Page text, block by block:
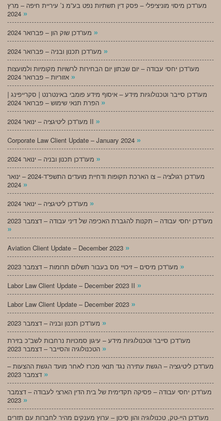
מעו”דכן מיסוי מוניציפלי – פסק דין תשתיות נפט בע”מ נ’ עיריית חיפה – מרץ
»
»
»
מעו”דכן יחסי עבודה – יום שבתון יום הבחירות לרשויות מקומיות ולמועצות
»
מעו”דכן סייבר וטכנולוגיות מידע – איסוף מידע פומבי באינטרנט | סקרייפינג |
»
מעו”דכן ליטיגציה – ינואר 2024 II »
Corporate Law Client Update – January 2024 »
»
מעו”דכן רגולציה – צו הארכת תקופות ודחיית מועדים התשפ”ד-2024 – ינואר
»
»
מעו”דכן יחסי עבודה – תקנות להגברת האכיפה של דיני עבודה – דצמבר 2023
»
Aviation Client Update – December 2023 »
»
Labor Law Client Update – December 2023 II »
Labor Law Client Update – December 2023 »
»
מעו”דכן סייבר וטכנולוגיות מידע – עיגון סמכויות נרחבות לשב”כ בזירת
»
מעו”דכן ליטיגציה – הגשת עתירה נגד תנאי מכרז לאחר מועד הגשת ההצעות –
»
מעו”דכן יחסי עבודה – פסיקה תקדימית של בית הדין הארצי לעבודה – דצמבר
»
מעו”דכן היי-טק, טכנולוגיה והון סיכון – ערוץ מענקים מהיר לחברות עם תזרים